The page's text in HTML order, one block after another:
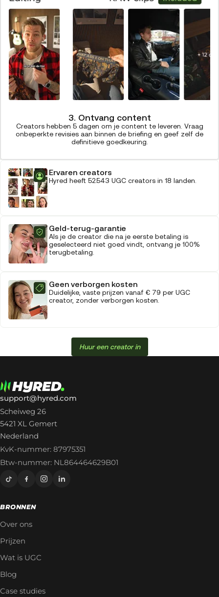
3. Ontvang content
Creators hebben 5 dagen om je content te leveren. Vraag
onbeperkte revisies aan binnen de briefing en geef zelf de
definitieve goedkeuring.
Ervaren creators
Hyred heeft 52.543 UGC creators in 18 landen.
Geld-terug-garantie
Als je de creator die na je eerste betaling is
geselecteerd niet goed vindt, ontvang je 100%
terugbetaling.
Geen verborgen kosten
Duidelijke, vaste prijzen vanaf € 79 per UGC
creator, zonder verborgen kosten.
Huur een creator in
support@hyred.com
Scheiweg 26
5421 XL Gemert
Nederland
KvK-nummer: 87975351
Btw-nummer: NL864464629B01
BRONNEN
Over ons
Prijzen
Wat is UGC
Blog
Case studies